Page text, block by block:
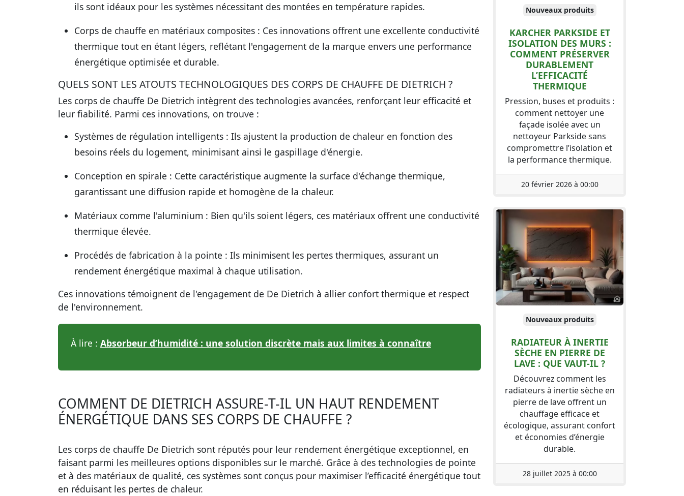
ils sont idéaux pour les systèmes nécessitant des montées en température rapides.
Corps de chauffe en matériaux composites : Ces innovations offrent une excellente conductivité
thermique tout en étant légers, reflétant l'engagement de la marque envers une performance
énergétique optimisée et durable.
QUELS SONT LES ATOUTS TECHNOLOGIQUES DES CORPS DE CHAUFFE DE DIETRICH ?
Les corps de chauffe De Dietrich intègrent des technologies avancées, renforçant leur efficacité et
leur fiabilité. Parmi ces innovations, on trouve :
Systèmes de régulation intelligents : Ils ajustent la production de chaleur en fonction des
besoins réels du logement, minimisant ainsi le gaspillage d'énergie.
Conception en spirale : Cette caractéristique augmente la surface d'échange thermique,
garantissant une diffusion rapide et homogène de la chaleur.
Matériaux comme l'aluminium : Bien qu'ils soient légers, ces matériaux offrent une conductivité
thermique élevée.
Procédés de fabrication à la pointe : Ils minimisent les pertes thermiques, assurant un
rendement énergétique maximal à chaque utilisation.
Ces innovations témoignent de l'engagement de De Dietrich à allier confort thermique et respect
de l'environnement.
À lire : Absorbeur d’humidité : une solution discrète mais aux limites à connaître
COMMENT DE DIETRICH ASSURE-T-IL UN HAUT RENDEMENT
ÉNERGÉTIQUE DANS SES CORPS DE CHAUFFE ?
Les corps de chauffe De Dietrich sont réputés pour leur rendement énergétique exceptionnel, en
faisant parmi les meilleures options disponibles sur le marché. Grâce à des technologies de pointe
et à des matériaux de qualité, ces systèmes sont conçus pour maximiser l’efficacité énergétique tout
en réduisant les pertes de chaleur.
Nouveaux produits
KARCHER PARKSIDE ET
ISOLATION DES MURS :
COMMENT PRÉSERVER
DURABLEMENT
L’EFFICACITÉ
THERMIQUE
Pression, buses et produits :
comment nettoyer une
façade isolée avec un
nettoyeur Parkside sans
compromettre l’isolation et
la performance thermique.
20 février 2026 à 00:00
Nouveaux produits
RADIATEUR À INERTIE
SÈCHE EN PIERRE DE
LAVE : QUE VAUT-IL ?
Découvrez comment les
radiateurs à inertie sèche en
pierre de lave offrent un
chauffage efficace et
écologique, assurant confort
et économies d’énergie
durable.
28 juillet 2025 à 00:00